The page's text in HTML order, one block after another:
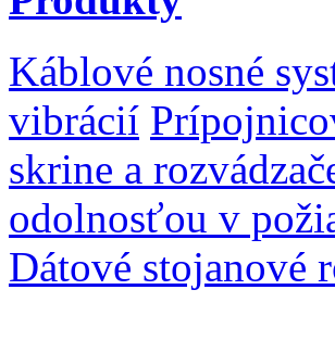
Káblové nosné
vibrácií
skrine a
odolnosťou v
Dátové stojanové